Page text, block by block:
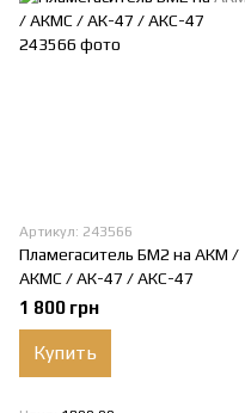
Артикул: 243566
Пламегаситель БМ2 на АКМ /
АКМС / АК-47 / АКС-47
1 800 грн
Купить